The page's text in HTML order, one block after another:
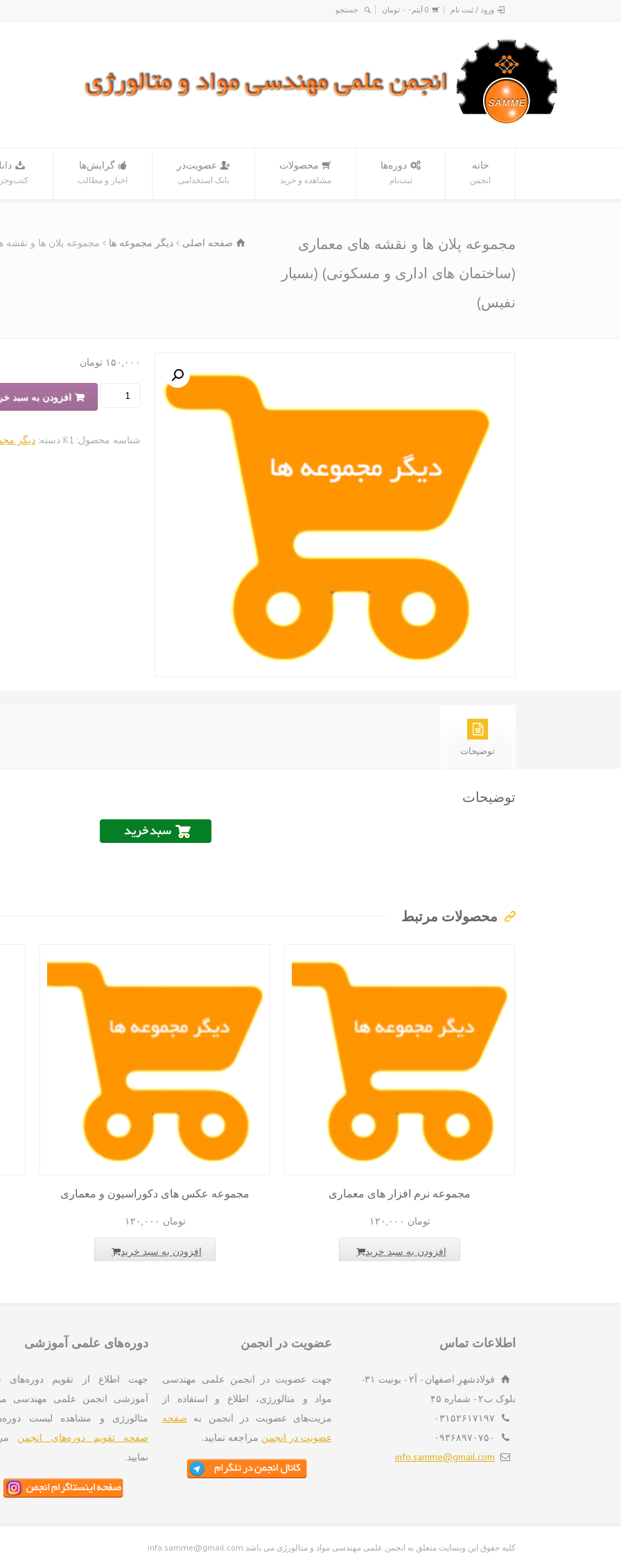
ورود / ثبت نام 0 آیتم - ۰ تومان
خانه
انجمن
دوره‌ها
ثبت‌نام
محصولات
مشاهده و خرید
عضویت‌در
بانک‌ استخدامی
گرایش‌ها
اخبار و مطالب
مجموعه پلان ها و نقشه های معماری
(ساختمان های اداری و مسکونی) (بسیار
نفیس)
صفحه اصلی دیگر مجموعه ها
مجموعه پلان ها و نقشه
۱۵۰,۰۰۰ تومان
مجموعه
افزودن به سبد
شناسه محصول: K1 دسته: دیگر
توضیحات
توضیحات
محصولات مرتبط
مجموعه عکس های دکوراسیون و معماری
۱۲۰,۰۰۰ تومان
افزودن به سبد خرید
مجموعه نرم افزار های معماری
۱۲۰,۰۰۰ تومان
افزودن به سبد خرید
اطلاعات تماس
فولادشهرِ اصفهان - آ۲ - یونیت ۳۱-
بلوک ب۲ - شماره ۴۵
۰۳۱۵۲۶۱۷۱۹۷
۰۹۳۶۸۹۷۰۷۵۰
info.samme@gmail.com
عضویت در انجمن
جهت عضویت در انجمن علمی مهندسی
مواد و متالورژی، اطلاع و استفاده از
مزیت‌های عضویت در انجمن به صفحه
عضویت در انجمن مراجعه نمایید.
دوره‌های علمی آموزشی
جهت اطلاع از تقویم دوره‌های
آموزشی انجمن علمی مهندسی
متالورژی و مشاهده لیست
صفحه تقویم دوره‌های انجمن
نمایید.
info.samme@gmail.com کلیه حقوق این وبسایت متعلق به انجمن علمی مهندسی مواد و متالورژی می باشد